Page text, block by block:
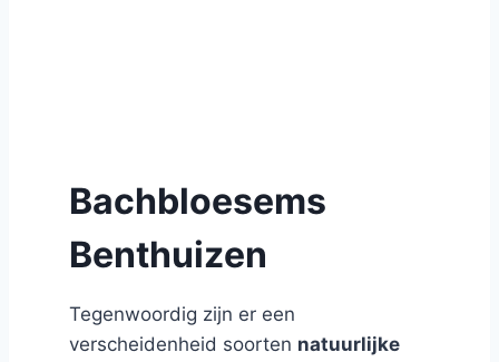
Bachbloesems
Benthuizen
Tegenwoordig zijn er een
verscheidenheid soorten natuurlijke